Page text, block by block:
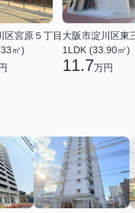
区宮原５丁目
㎡)
大阪市淀川区東
1LDK (33.90㎡)
11.7万円